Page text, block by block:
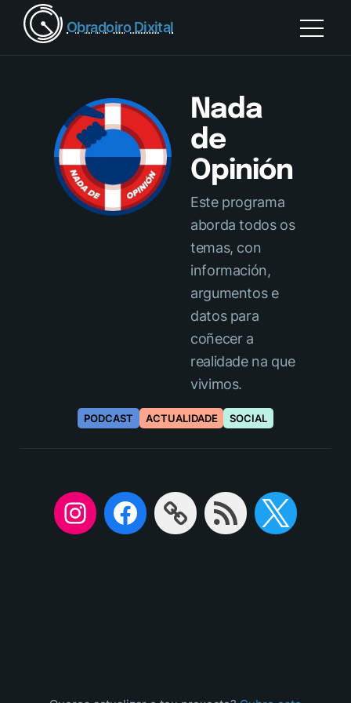
Obradoiro Dixital
Nada
de
Opinión
Este programa
aborda todos os
temas, con
información,
argumentos e
datos para
coñecer a
realidade na que
vivimos.
PODCAST ACTUALIDADE SOCIAL